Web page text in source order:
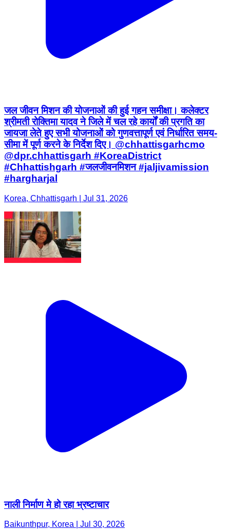
जल जीवन मिशन की योजनाओं की हुई गहन समीक्षा। कलेक्टर
श्रीमती रोक्तिमा यादव ने जिले में चल रहे कार्यों की प्रगति का
जायजा लेते हुए सभी योजनाओं को गुणवत्तापूर्ण एवं निर्धारित समय-
सीमा में पूर्ण करने के निर्देश दिए। @chhattisgarhcmo
@dpr.chhattisgarh #KoreaDistrict
#Chhattishgarh #जलजीवनमिशन #jaljivamission
#hargharjal
Korea, Chhattisgarh | Jul 31, 2026
नाली निर्माण मे हो रहा भ्रष्टाचार
Baikunthpur, Korea | Jul 30, 2026